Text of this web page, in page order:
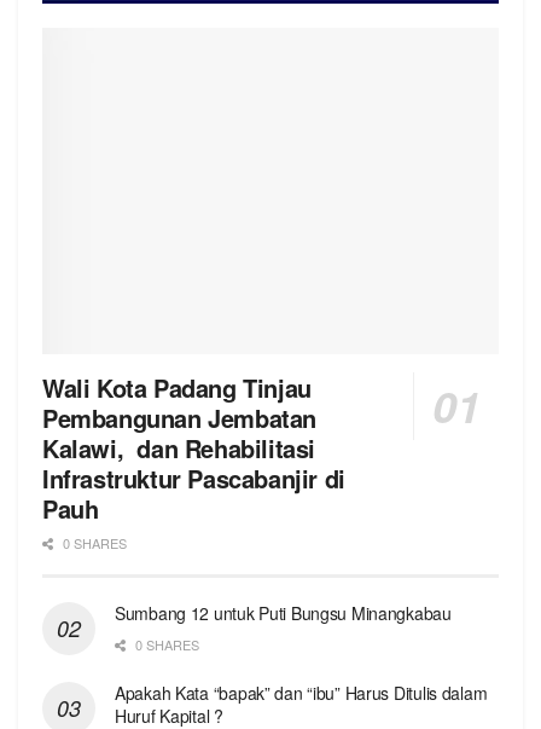
Wali Kota Padang Tinjau
Pembangunan Jembatan
Kalawi, dan Rehabilitasi
Infrastruktur Pascabanjir di
Pauh
0 SHARES
Sumbang 12 untuk Puti Bungsu Minangkabau
0 SHARES
Apakah Kata “bapak” dan “ibu” Harus Ditulis dalam
Huruf Kapital ?